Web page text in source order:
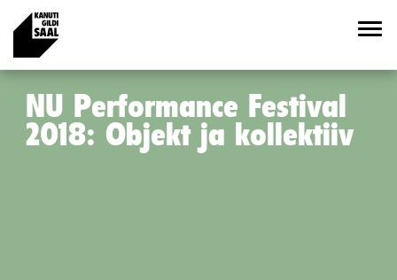
NU Performance Festival
2018: Objekt ja kollektiiv